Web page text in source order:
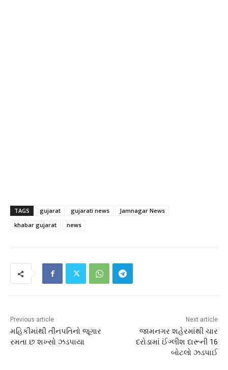
TAGS gujarat gujarati news
Jamnagar News
khabar gujarat
news
Previous article
મહિકીમાંથી તીનપતિનો જૂગાર
રમતા છ શખ્સો ઝડપાયા
Next article
જામનગર શહેરમાંથી ચાર
દરોડામાં ઈંગ્લીશ દારૂની 16
બોટલો ઝડપાઈ